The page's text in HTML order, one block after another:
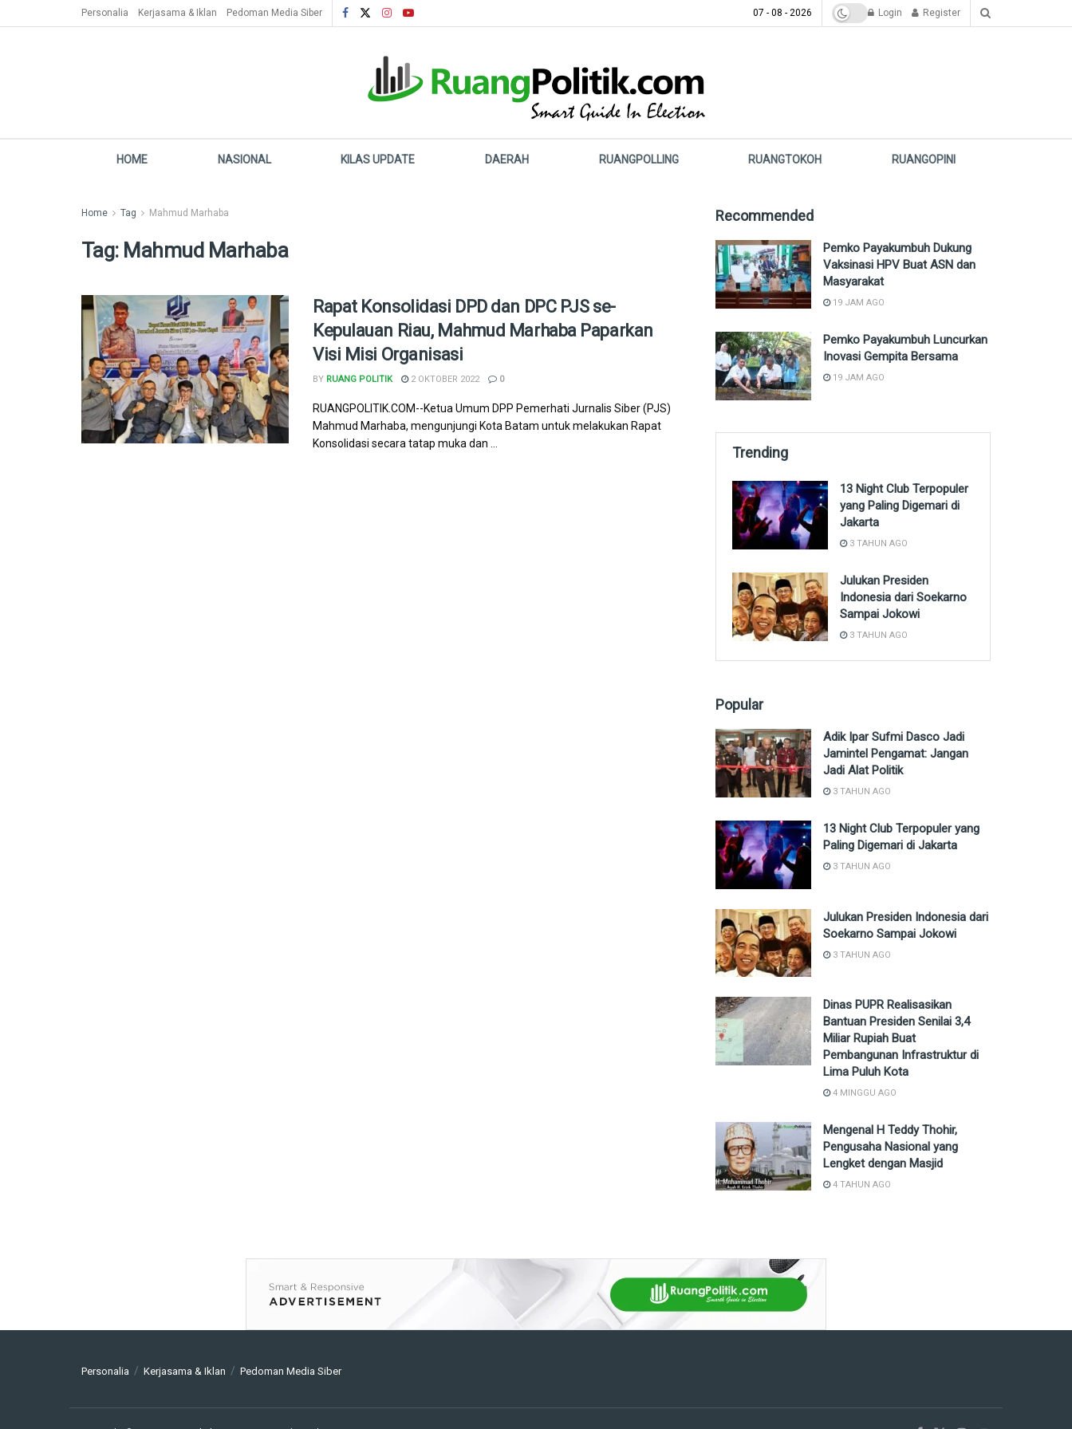
Personalia Kerjasama & Iklan Pedoman Media Siber 07 - 08 - 2026 Login Register
HOME NASIONAL KILAS UPDATE DAERAH RUANGPOLLING RUANGTOKOH RUANGOPINI
Home Tag Mahmud Marhaba
Tag: Mahmud Marhaba
Rapat Konsolidasi DPD dan DPC PJS se-
Kepulauan Riau, Mahmud Marhaba Paparkan
Visi Misi Organisasi
BY RUANG POLITIK 2 OKTOBER 2022 0
RUANGPOLITIK.COM--Ketua Umum DPP Pemerhati Jurnalis Siber (PJS)
Mahmud Marhaba, mengunjungi Kota Batam untuk melakukan Rapat
Konsolidasi secara tatap muka dan ...
Recommended
Pemko Payakumbuh Dukung
Vaksinasi HPV Buat ASN dan
Masyarakat
19 JAM AGO
Pemko Payakumbuh Luncurkan
Inovasi Gempita Bersama
19 JAM AGO
Trending
13 Night Club Terpopuler
yang Paling Digemari di
Jakarta
3 TAHUN AGO
Julukan Presiden
Indonesia dari Soekarno
Sampai Jokowi
3 TAHUN AGO
Popular
Adik Ipar Sufmi Dasco Jadi
Jamintel Pengamat: Jangan
Jadi Alat Politik
3 TAHUN AGO
13 Night Club Terpopuler yang
Paling Digemari di Jakarta
3 TAHUN AGO
Julukan Presiden Indonesia dari
Soekarno Sampai Jokowi
3 TAHUN AGO
Dinas PUPR Realisasikan
Bantuan Presiden Senilai 3,4
Miliar Rupiah Buat
Pembangunan Infrastruktur di
Lima Puluh Kota
4 MINGGU AGO
Mengenal H Teddy Thohir,
Pengusaha Nasional yang
Lengket dengan Masjid
4 TAHUN AGO
Personalia Kerjasama & Iklan Pedoman Media Siber